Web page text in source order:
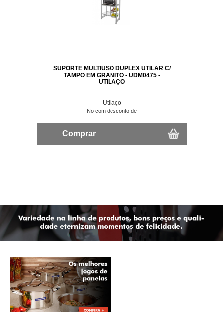
SUPORTE MULTIUSO DUPLEX UTILAR C/
TAMPO EM GRANITO - UDM0475 -
UTILAÇO
Utilaço
No com desconto de
Comprar